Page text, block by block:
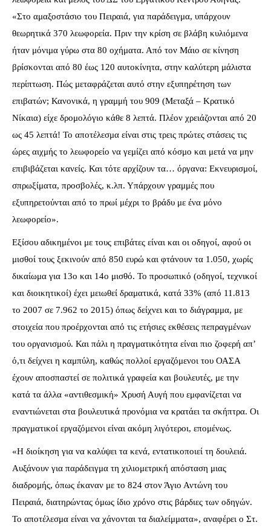
«Στο αμαξοστάσιο του Πειραιά, για παράδειγμα, υπάρχουν
θεωρητικά 370 λεωφορεία. Πριν την κρίση σε βλάβη κυλιόμενα
ήταν μόνιμα γύρω στα 80 οχήματα. Από τον Μάιο σε κίνηση
βρίσκονται από 80 έως 120 αυτοκίνητα, στην καλύτερη μάλιστα
περίπτωση. Πώς μεταφράζεται αυτό στην εξυπηρέτηση των
επιβατών; Κανονικά, η γραμμή του 909 (Μεταξά – Κρατικό
Νίκαια) είχε δρομολόγιο κάθε 8 λεπτά. Πλέον χρειάζονται από 20
ως 45 λεπτά! Το αποτέλεσμα είναι στις τρεις πρώτες στάσεις τις
ώρες αιχμής το λεωφορείο να γεμίζει από κόσμο και μετά να μην
επιβιβάζεται κανείς. Και τότε αρχίζουν τα… όργανα: Εκνευρισμοί,
σπρωξίματα, προσβολές, κ.λπ. Υπάρχουν γραμμές που
εξυπηρετούνται από το πρωί μέχρι το βράδυ με ένα μόνο
λεωφορείο».
Εξίσου αδικημένοι με τους επιβάτες είναι και οι οδηγοί, αφού οι
μισθοί τους ξεκινούν από 850 ευρώ και φτάνουν τα 1.050, χωρίς
δικαίωμα για 13ο και 14ο μισθό. Το προσωπικό (οδηγοί, τεχνικοί
και διοικητικοί) έχει μειωθεί δραματικά, κατά 33% (από 11.813
το 2007 σε 7.962 το 2015) όπως δείχνει και το διάγραμμα, με
στοιχεία που προέρχονται από τις ετήσιες εκθέσεις πεπραγμένων
του οργανισμού. Και πάλι η πραγματικότητα είναι πιο ζοφερή απ’
ό,τι δείχνει η καμπύλη, καθώς πολλοί εργαζόμενοι του ΟΑΣΑ
έχουν αποσπαστεί σε πολιτικά γραφεία και βουλευτές, με την
κατά τα άλλα «αντιθεσμική» Χρυσή Αυγή που εμφανίζεται να
εναντιώνεται στα βουλευτικά προνόμια να κρατάει τα σκήπτρα. Οι
πραγματικοί εργαζόμενοι είναι ακόμη λιγότεροι, επομένως.
«Η διοίκηση για να καλύψει τα κενά, εντατικοποιεί τη δουλειά.
Αυξάνουν για παράδειγμα τη χιλιομετρική απόσταση μιας
διαδρομής, όπως έκαναν με το 824 στον Άγιο Αντώνη του
Πειραιά, διατηρώντας όμως ίδιο χρόνο στις βάρδιες των οδηγών.
Το αποτέλεσμα είναι να χάνονται τα διαλείμματα», αναφέρει ο Στ.